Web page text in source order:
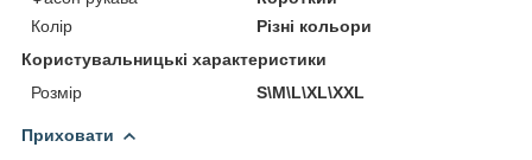
Колір
Різні кольори
Користувальницькі характеристики
Розмір
S\M\L\XL\XXL
Приховати